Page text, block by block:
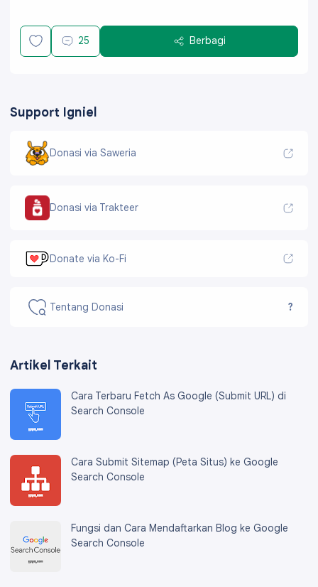
25 Berbagi
Support Igniel
Donasi via Saweria
Donasi via Trakteer
Donate via Ko-Fi
Tentang Donasi ?
Artikel Terkait
Cara Terbaru Fetch As Google (Submit URL) di
Search Console
Cara Submit Sitemap (Peta Situs) ke Google
Search Console
Fungsi dan Cara Mendaftarkan Blog ke Google
Search Console